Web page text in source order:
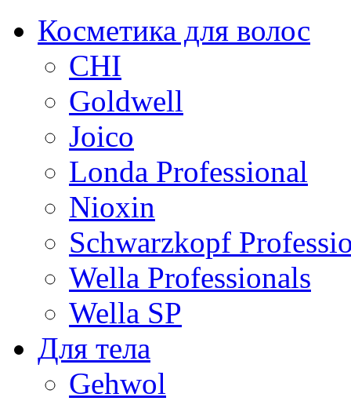
Косметика для волос
CHI
Goldwell
Joico
Londa Professional
Nioxin
Schwarzkopf
Wella Professionals
Wella SP
Для тела
Gehwol